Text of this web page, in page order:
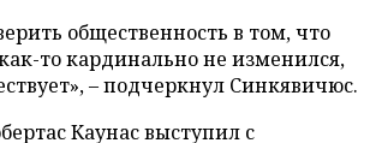
общественность в том, что
то кардинально не изменился,
– подчеркнул Синкявичюс.
Каунас выступил с